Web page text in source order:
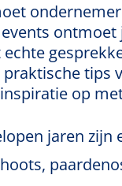
ontmoet
echte
praktische tips
op
jaren zijn